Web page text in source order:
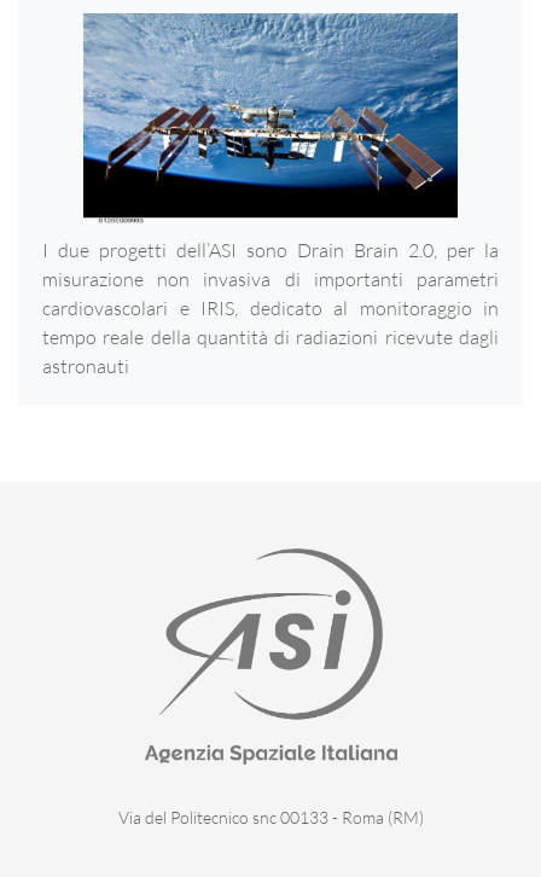
I due progetti dell’ASI sono Drain Brain 2.0, per la
misurazione non invasiva di importanti parametri
cardiovascolari e IRIS, dedicato al monitoraggio in
tempo reale della quantità di radiazioni ricevute dagli
astronauti
Via del Politecnico snc 00133 - Roma (RM)